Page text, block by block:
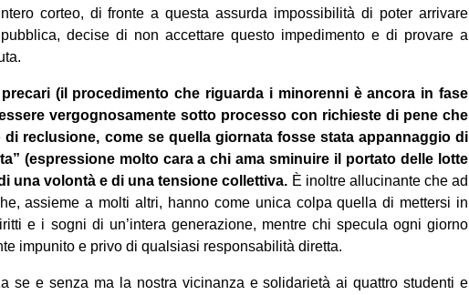
corteo, di fronte a questa assurda impossibilità di poter arrivare
decise di non accettare questo impedimento e di provare a
(il procedimento che riguarda i minorenni è ancora in fase
vergognosamente sotto processo con richieste di pene che
di reclusione, come se quella giornata fosse stata appannaggio di
(espressione molto cara a chi ama sminuire il portato delle lotte
una volontà e di una tensione collettiva. È inoltre allucinante che ad
assieme a molti altri, hanno come unica colpa quella di mettersi in
e i sogni di un’intera generazione, mentre chi specula ogni giorno
impunito e privo di qualsiasi responsabilità diretta.
se e senza ma la nostra vicinanza e solidarietà ai quattro studenti e